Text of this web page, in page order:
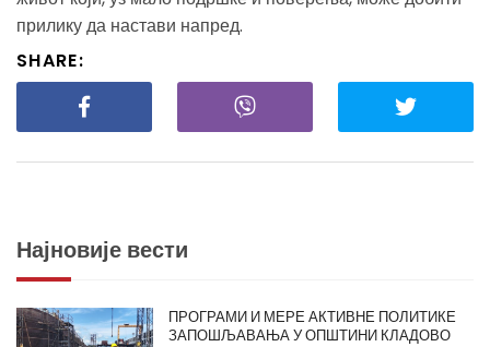
прилику да настави напред.
SHARE:
Најновије вести
ПРОГРАМИ И МЕРЕ АКТИВНЕ ПОЛИТИКЕ
ЗАПОШЉАВАЊА У ОПШТИНИ КЛАДОВО